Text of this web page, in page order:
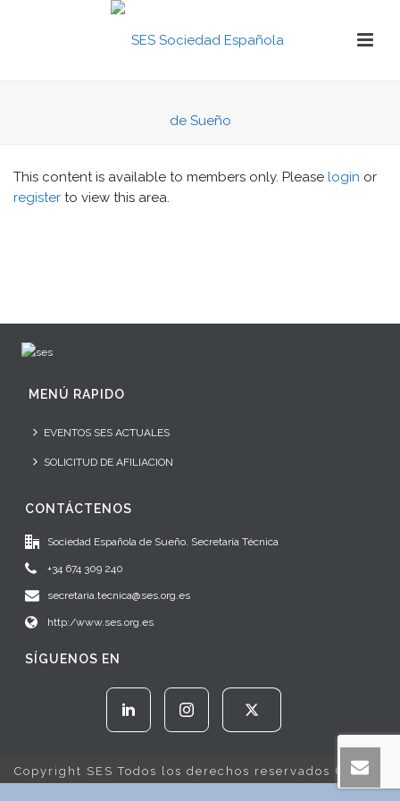
This content is available to members only. Please login or
register to view this area.
MENÚ RAPIDO
EVENTOS SES ACTUALES
SOLICITUD DE AFILIACION
CONTÁCTENOS
Sociedad Española de Sueño. Secretaría Técnica
+34 674 309 240
secretaria.tecnica@ses.org.es
http:/www.ses.org.es
SÍGUENOS EN
Copyright SES Todos los derechos reservados © 2022